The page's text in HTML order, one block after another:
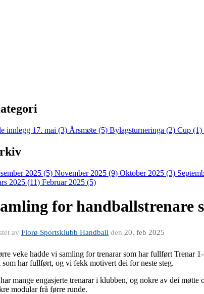
innlegg 17. mai (3) Årsmøte (5) Bylagsturneringa (2) Cup (1)
2025 (5) November 2025 (9) Oktober 2025 (3)
2025 (11) Februar 2025 (5)
for handballstrenare
av Florø Sportsklubb Handball den 20. feb 2025
veke hadde vi samling for trenarar som har fullført Trenar
som har fullført, og vi fekk motivert dei for neste steg.
mange engasjerte trenarar i klubben, og nokre av dei
modular frå førre runde.